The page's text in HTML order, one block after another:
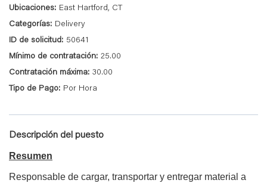
East Hartford, CT
Delivery
50641
25.00
30.00
Por Hora
Descripción del puesto
Resumen
Responsable de cargar, transportar y entregar material a